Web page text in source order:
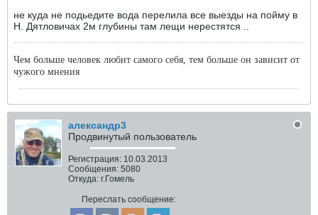
не куда не подьедите вода перелила все выезды на пойму в
Н. Дятловичах 2м глубины там лещи нерестятся ..
Чем больше человек любит самого себя, тем больше он зависит от
чужого мнения
александр3
Продвинутый пользователь
Регистрация: 10.03.2013
Сообщения: 5080
Откуда: г.Гомель
Переслать сообщение: